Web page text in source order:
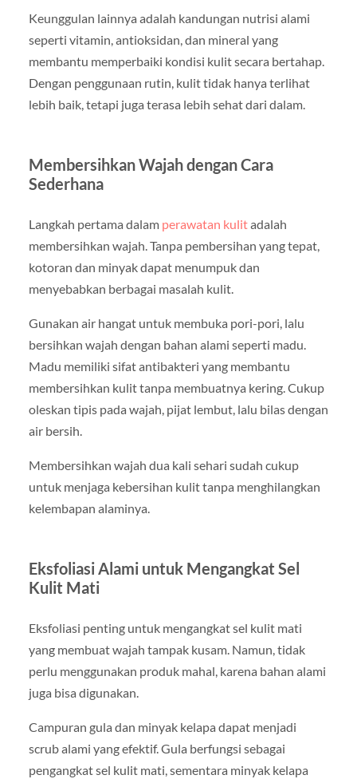
Keunggulan lainnya adalah kandungan nutrisi alami
seperti vitamin, antioksidan, dan mineral yang
membantu memperbaiki kondisi kulit secara bertahap.
Dengan penggunaan rutin, kulit tidak hanya terlihat
lebih baik, tetapi juga terasa lebih sehat dari dalam.
Membersihkan Wajah dengan Cara
Sederhana
Langkah pertama dalam perawatan kulitadalah
membersihkan wajah. Tanpa pembersihan yang tepat,
kotoran dan minyak dapat menumpuk dan
menyebabkan berbagai masalah kulit.
Gunakan air hangat untuk membuka pori-pori, lalu
bersihkan wajah dengan bahan alami seperti madu.
Madu memiliki sifat antibakteri yang membantu
membersihkan kulit tanpa membuatnya kering. Cukup
oleskan tipis pada wajah, pijat lembut, lalu bilas dengan
air bersih.
Membersihkan wajah dua kali sehari sudah cukup
untuk menjaga kebersihan kulit tanpa menghilangkan
kelembapan alaminya.
Eksfoliasi Alami untuk Mengangkat Sel
Kulit Mati
Eksfoliasi penting untuk mengangkat sel kulit mati
yang membuat wajah tampak kusam. Namun, tidak
perlu menggunakan produk mahal, karena bahan alami
juga bisa digunakan.
Campuran gula dan minyak kelapa dapat menjadi
scrub alami yang efektif. Gula berfungsi sebagai
pengangkat sel kulit mati, sementara minyak kelapa